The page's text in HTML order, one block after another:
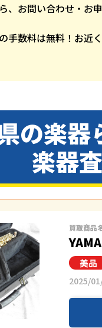
、お問い合わせ・お
手数料は無料！お近
の楽器
楽器
買取商品
2025/